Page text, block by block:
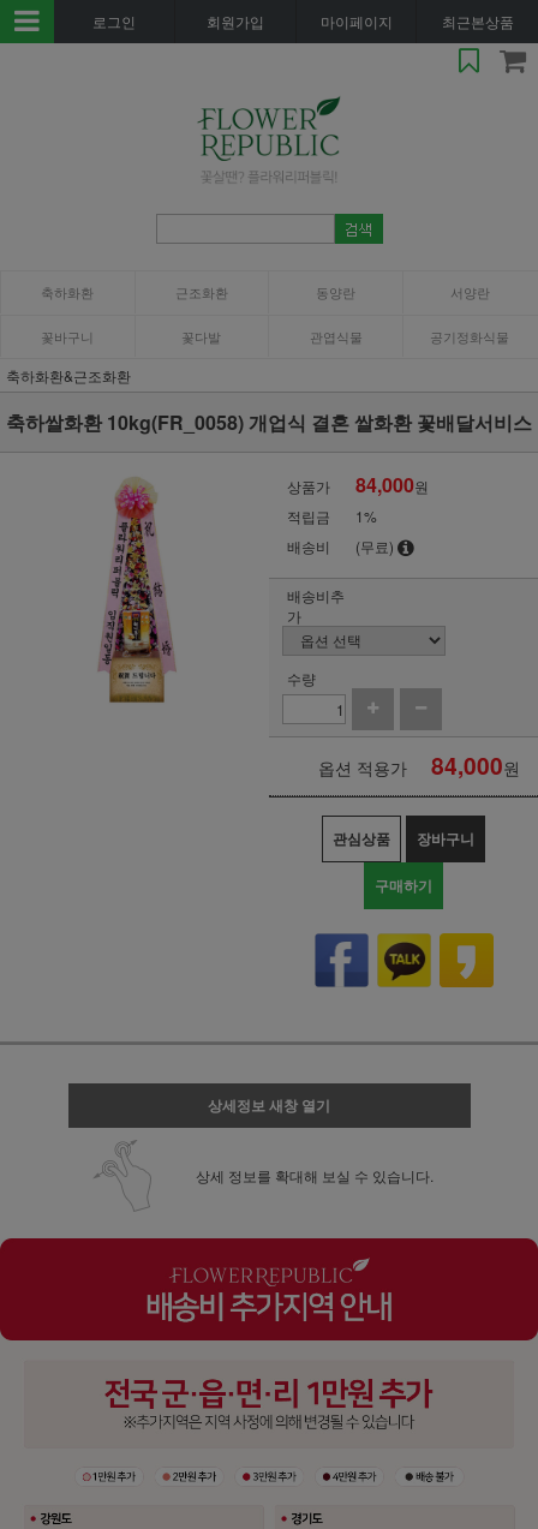
로그인 회원가입 마이페이지 최근본상품
축하화환 근조화환 동양란 서양란
꽃바구니 꽃다발 관엽식물 공기정화식물
축하화환&근조화환
축하쌀화환 10kg(FR_0058) 개업식 결혼 쌀화환 꽃배달서비스
상품가 84,000원
적립금
1%
배송비
(무료)
배송비추
가
수량
옵션 적용가 84,000원
관심상품 장바구니
구매하기
상세정보 새창 열기
상세 정보를 확대해 보실 수 있습니다.